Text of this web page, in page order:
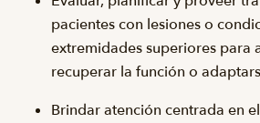
pacientes con lesiones o
extremidades superiores para
recuperar la función o
Brindar atención centrada en